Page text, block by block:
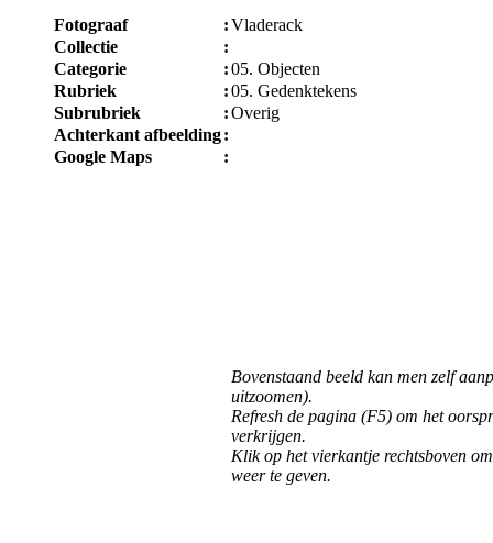
Fotograaf
:Vladerack
Collectie
:
Categorie
:05. Objecten
Rubriek
:05. Gedenktekens
Subrubriek
:Overig
Achterkant afbeelding:
Google Maps
:
Bovenstaand beeld kan men zelf
uitzoomen).
Refresh de pagina (F5) om het
verkrijgen.
Klik op het vierkantje rechtsboven
weer te geven.